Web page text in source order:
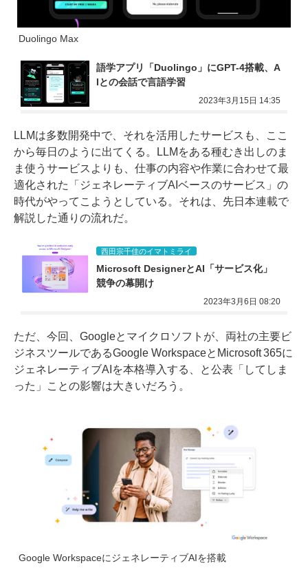
Duolingo Max
語学アプリ「Duolingo」にGPT-4搭載、A
Iとの会話で言語学習
2023年3月15日 14:35
LLMは多数開発中で、それを活用したサービスも、ここ
から毎日のように出てくる。LLMをある種むき出しのま
ま使うサービスよりも、仕事の内容や作業に合わせて最
適化された「ジェネレーティブAIベースのサービス」の
時代がやってこようとしている。それは、先日本連載で
解説した通りの流れだ。
西田宗千佳のイマトミライ
Microsoft DesignerとAI「サービス化」
競争の幕開け
2023年3月6日 08:20
ただ、今回、Googleとマイクロソフトが、両社の主要ビ
ジネスツールであるGoogle WorkspaceとMicrosoft 365に
ジェネレーティブAIを本格導入する、と公表「してしま
った」ことの影響は大きいだろう。
Google WorkspaceにジェネレーティブAIを搭載